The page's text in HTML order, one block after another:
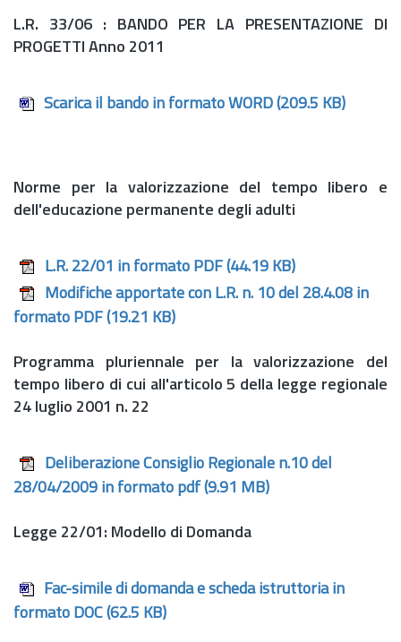
L.R. 33/06 : BANDO PER LA PRESENTAZIONE DI
PROGETTI Anno 2011
Scarica il bando in formato WORD (209.5 KB)
Norme per la valorizzazione del tempo libero e
dell'educazione permanente degli adulti
L.R. 22/01 in formato PDF (44.19 KB)
Modifiche apportate con L.R. n. 10 del 28.4.08 in
formato PDF (19.21 KB)
Programma pluriennale per la valorizzazione del
tempo libero di cui all'articolo 5 della legge regionale
24 luglio 2001 n. 22
Deliberazione Consiglio Regionale n.10 del
28/04/2009 in formato pdf (9.91 MB)
Legge 22/01: Modello di Domanda
Fac-simile di domanda e scheda istruttoria in
formato DOC (62.5 KB)